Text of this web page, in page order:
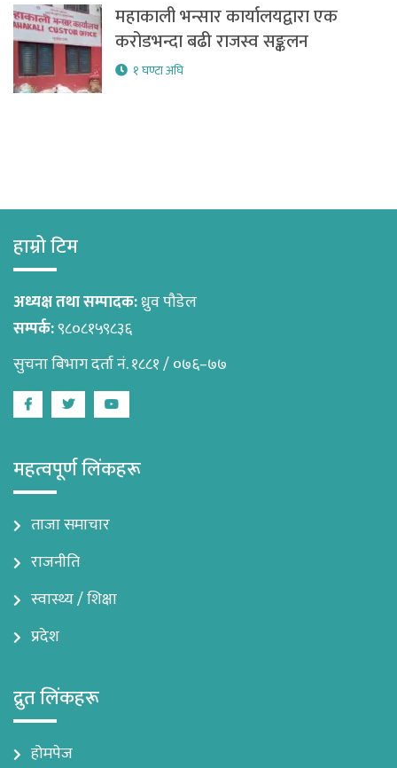
महाकाली भन्सार कार्यालयद्वारा एक
करोडभन्दा बढी राजस्व सङ्कलन
१ घण्टा अघि
हाम्रो टिम
अध्यक्ष तथा सम्पादक:ध्रुव पौडेल
सम्पर्क:९८०८१५९८३६
सुचना बिभाग दर्ता नं. १८८१ / ०७६–७७
FacebookTwitterYoutube
महत्वपूर्ण लिंकहरू
ताजा समाचार
राजनीति
स्वास्थ्य / शिक्षा
प्रदेश
द्रुत लिंकहरू
होमपेज